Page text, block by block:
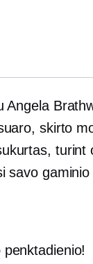
Angela
skirto
turint
savo